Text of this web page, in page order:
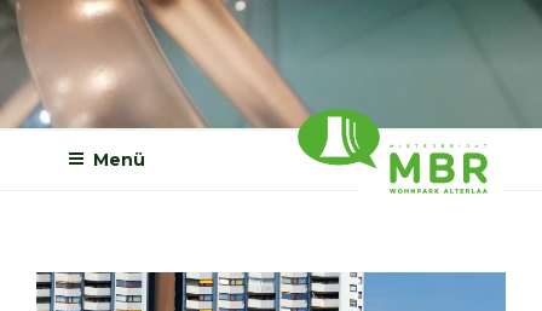
Zum
Inhalt
springen
ALTERLAA
Menü